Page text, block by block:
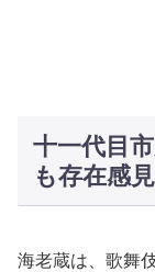
十一代目
も存在感
海老蔵は、歌舞